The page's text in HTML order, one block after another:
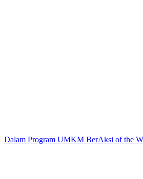
Dalam Program UMKM BerAksi of the